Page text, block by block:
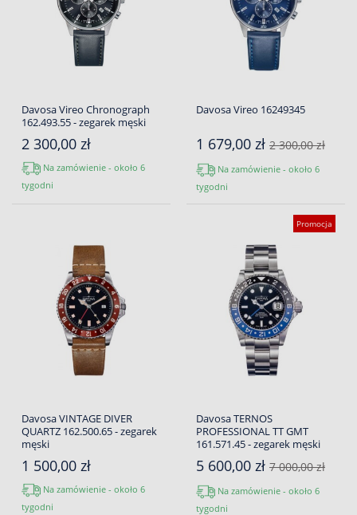
Davosa Vireo Chronograph
162.493.55 - zegarek męski
2 300,00 zł
Na zamówienie - około 6
tygodni
Davosa Vireo 16249345
1 679,00 zł 2 300,00 zł
Na zamówienie - około 6
tygodni
Davosa VINTAGE DIVER
QUARTZ 162.500.65 - zegarek
męski
1 500,00 zł
Na zamówienie - około 6
tygodni
Promocja
Davosa TERNOS
PROFESSIONAL TT GMT
161.571.45 - zegarek męski
5 600,00 zł 7 000,00 zł
Na zamówienie - około 6
tygodni